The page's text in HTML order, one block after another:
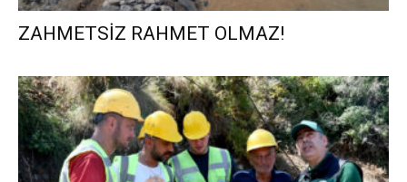
ZAHMETSİZ RAHMET OLMAZ!